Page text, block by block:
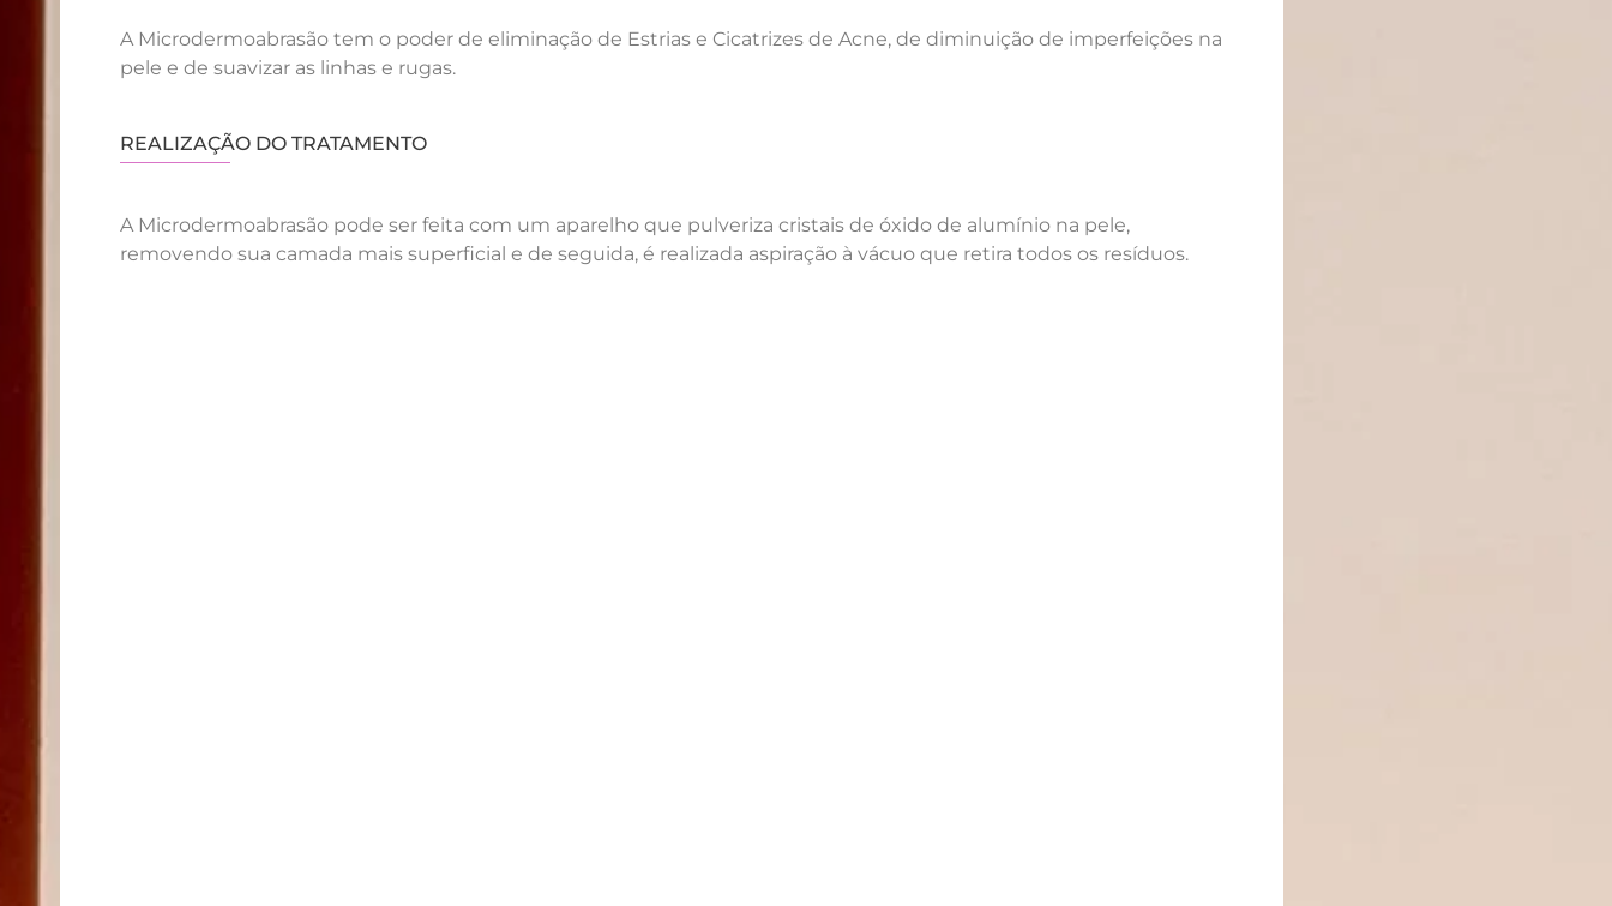
A Microdermoabrasão tem o poder de eliminação de Estrias e Cicatrizes de Acne, de diminuição de imperfeições na
pele e de suavizar as linhas e rugas.
REALIZAÇÃO DO TRATAMENTO
A Microdermoabrasão pode ser feita com um aparelho que pulveriza cristais de óxido de alumínio na pele,
removendo sua camada mais superficial e de seguida, é realizada aspiração à vácuo que retira todos os resíduos.